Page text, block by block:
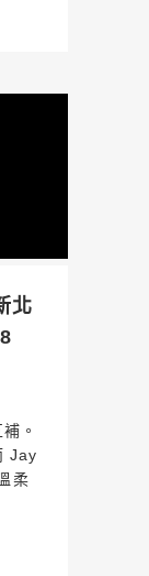
北
。
Jay
柔